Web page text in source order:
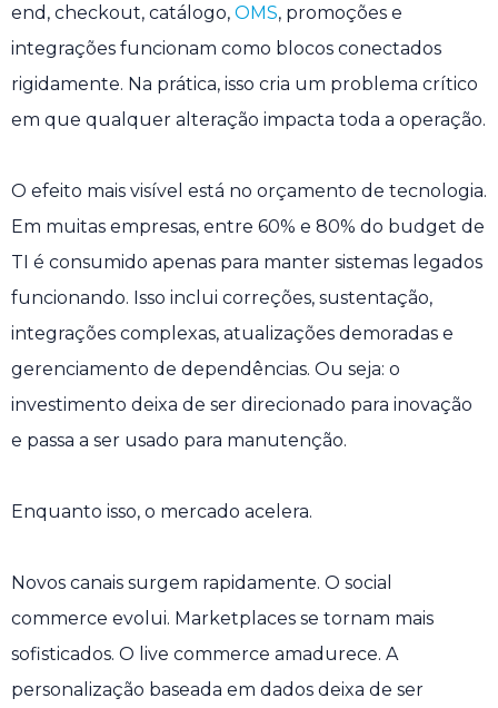
end, checkout, catálogo, OMS, promoções e
integrações funcionam como blocos conectados
rigidamente. Na prática, isso cria um problema crítico
em que qualquer alteração impacta toda a operação.
O efeito mais visível está no orçamento de tecnologia.
Em muitas empresas, entre 60% e 80% do budget de
TI é consumido apenas para manter sistemas legados
funcionando. Isso inclui correções, sustentação,
integrações complexas, atualizações demoradas e
gerenciamento de dependências. Ou seja: o
investimento deixa de ser direcionado para inovação
e passa a ser usado para manutenção.
Enquanto isso, o mercado acelera.
Novos canais surgem rapidamente. O social
commerce evolui. Marketplaces se tornam mais
sofisticados. O live commerce amadurece. A
personalização baseada em dados deixa de ser